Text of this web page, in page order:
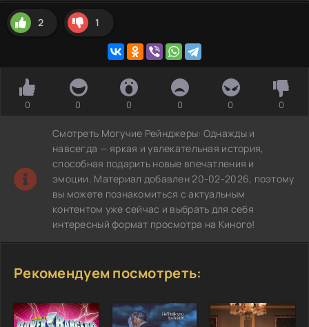
2 1
0 0 0 0 0 0
Смотреть Могучие Рейнджеры: Однажды и
навсегда — яркая и увлекательная история,
способная подарить новые впечатления и
эмоции. Материал добавлен 20-02-2026, поэтому
вы можете познакомиться с актуальным
контентом уже сейчас и выбрать для себя
интересный формат просмотра на Киного!
Рекомендуем посмотреть: